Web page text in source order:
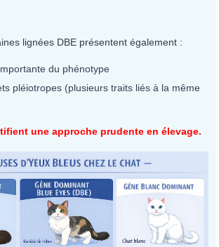
lignées DBE présentent également :
du phénotype
pléiotropes (plusieurs traits liés à la même
une approche prudente en élevage.